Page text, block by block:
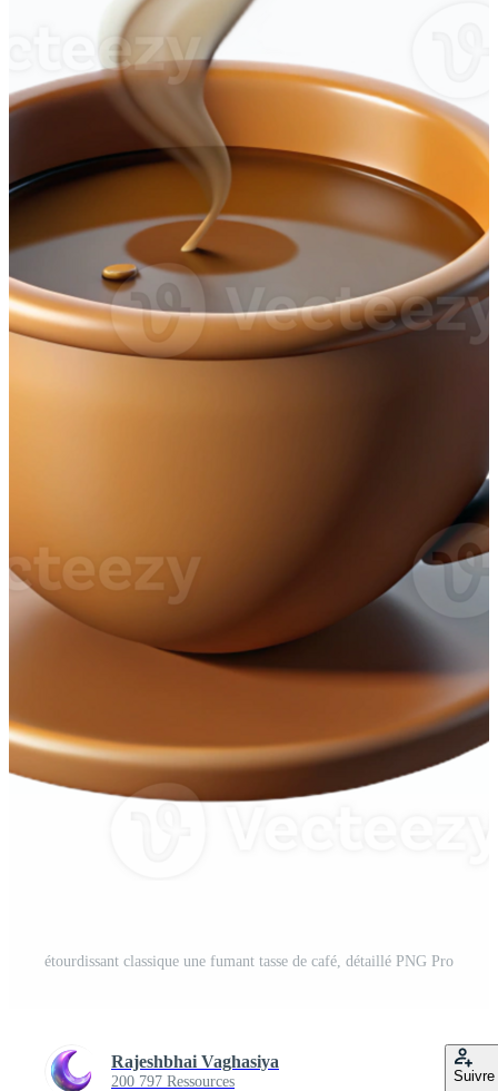
étourdissant classique une fumant tasse de café, détaillé PNG Pro
Rajeshbhai Vaghasiya
200 797 Ressources Suivre